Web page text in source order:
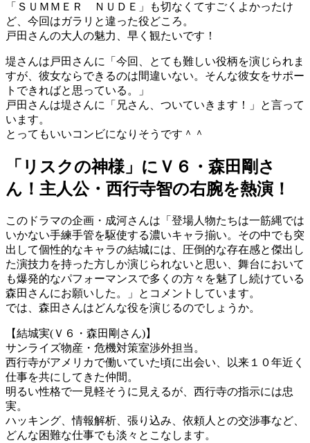
「ＳＵＭＭＥＲ ＮＵＤＥ」も切なくてすごくよかったけ
ど、今回はガラリと違った役どころ。
戸田さんの大人の魅力、早く観たいです！
堤さんは戸田さんに「今回、とても難しい役柄を演じられま
すが、彼女ならできるのは間違いない。そんな彼女をサポー
トできればと思っている。」
戸田さんは堤さんに「兄さん、ついていきます！」と言って
います。
とってもいいコンビになりそうです＾＾
「リスクの神様」にＶ６・森田剛さ
ん！主人公・西行寺智の右腕を熱演！
このドラマの企画・成河さんは「登場人物たちは一筋縄では
いかない手練手管を駆使する濃いキャラ揃い。その中でも突
出して個性的なキャラの結城には、圧倒的な存在感と傑出し
た演技力を持った方しか演じられないと思い、舞台において
も爆発的なパフォーマンスで多くの方々を魅了し続けている
森田さんにお願いした。」とコメントしています。
では、森田さんはどんな役を演じるのでしょうか。
【結城実(Ｖ６・森田剛さん)】
サンライズ物産・危機対策室渉外担当。
西行寺がアメリカで働いていた頃に出会い、以来１０年近く
仕事を共にしてきた仲間。
明るい性格で一見軽そうに見えるが、西行寺の指示には忠
実。
ハッキング、情報解析、張り込み、依頼人との交渉事など、
どんな困難な仕事でも淡々とこなします。